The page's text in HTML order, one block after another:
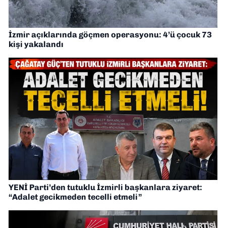
İzmir açıklarında göçmen operasyonu: 4’ü çocuk 73
kişi yakalandı
YENİ Parti’den tutuklu İzmirli başkanlara ziyaret:
“Adalet gecikmeden tecelli etmeli”